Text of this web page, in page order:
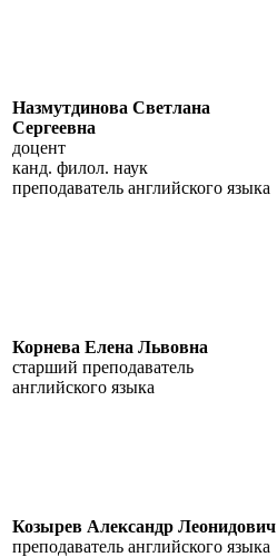
Назмутдинова Светлана
Сергеевна
доцент
канд. филол. наук
преподаватель английского языка
Корнева Елена Львовна
старший преподаватель
английского языка
Козырев Александр Леонидович
преподаватель английского языка